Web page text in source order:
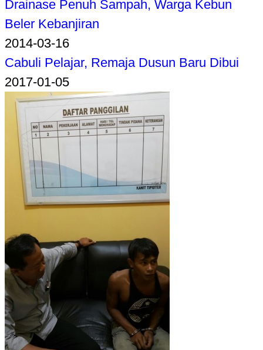
Drainase Penuh Sampah, Warga Kebun
Beler Kebanjiran
2014-03-16
Cabuli Pelajar, Remaja Dusun Baru Dibui
2017-01-05